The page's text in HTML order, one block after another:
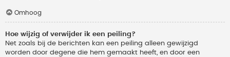
Omhoog
Hoe wijzig of verwijder ik een peiling?
Net zoals bij de berichten kan een peiling alleen gewijzigd
worden door degene die hem gemaakt heeft, en door een